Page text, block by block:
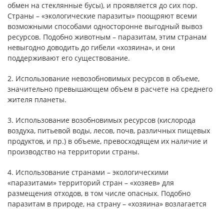
обмен на стеклянные бусы), и проявляется до сих пор.
Страны – «экологические паразиты» поощряют всеми
возможными способами односторонне выгодный вывоз
ресурсов. Подобно животным – паразитам, этим странам
невыгодно доводить до гибели «хозяина», и они
поддерживают его существование.
2. Использование невозобновимых ресурсов в объеме,
значительно превышающем объем в расчете на среднего
жителя планеты.
3. Использование возобновимых ресурсов (кислорода
воздуха, питьевой воды, лесов, почв, различных пищевых
продуктов, и пр.) в объеме, превосходящем их наличие и
производство на территории страны.
4. Использование странами – экологическими
«паразитами» территорий стран – «хозяев» для
размещения отходов, в том числе опасных. Подобно
паразитам в природе, на страну – «хозяина» возлагается